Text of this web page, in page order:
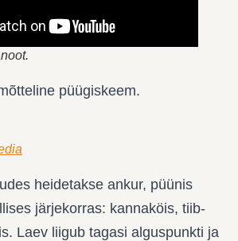
püügiskeem.
heidetakse ankur, püünis
järjekorras: kannaköis, tiib-
Laev liigub tagasi alguspunkti ja